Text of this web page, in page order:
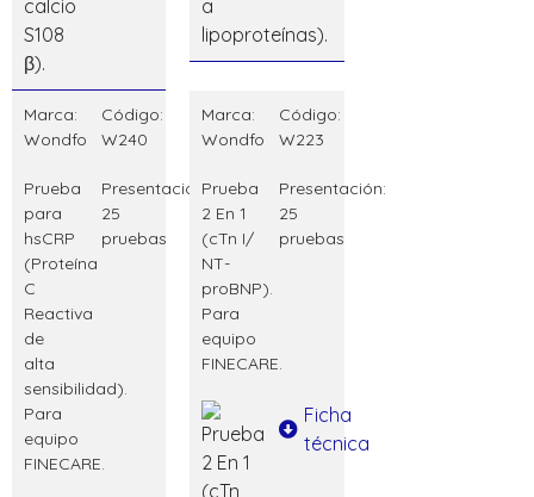
Marca:
Wondfo
Código:
W240
Prueba
para
hsCRP
(Proteína
C
Reactiva
de
alta
sensibilidad).
Para
equipo
FINECARE.
Presentación:
25
pruebas
Marca:
Wondfo
Código:
W223
Prueba
2 En 1
(cTn I/
NT-
proBNP).
Para
equipo
FINECARE.
Presentación:
25
pruebas
Ficha
técnica